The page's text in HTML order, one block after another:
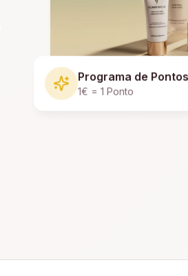
Programa de Pontos
1€ = 1 Ponto